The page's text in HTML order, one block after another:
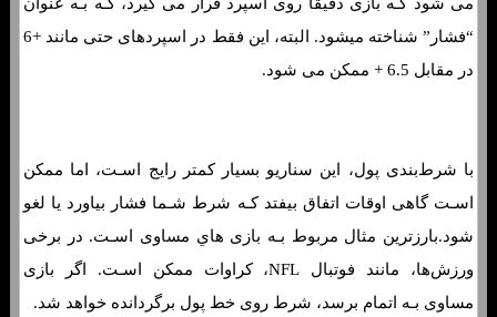
“فشار” شناخته میشود. البته، این فقط در اسپردهای حتی مانند +6
در مقابل 6.5 + ممکن می شود.
با شرط‌بندی پول، این سناریو بسیار کمتر رایج اسـت، اما ممکن
اسـت گاهی اوقات اتفاق بیفتد کـه شرط شـما فشار بیاورد یا لغو
شود.بارزترین مثال مربوط بـه بازی هاي‌ مساوی اسـت. در برخی
ورزش‌ها، مانند فوتبال NFL، کراوات ممکن اسـت. اگر بازی
مساوی بـه اتمام برسد، شرط روی خط پول برگردانده خواهد شد.